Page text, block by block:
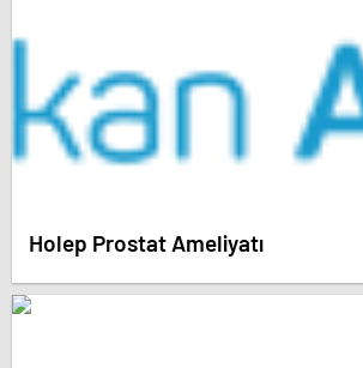
Holep Prostat Ameliyatı